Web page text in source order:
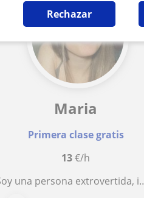
Rechazar
Maria
Primera clase gratis
13€/h
Soy una persona extrovertida, implicada en sus tareas, podria enseñar español a niños o personas adultas